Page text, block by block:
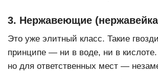
3. Нержавеющие
Это уже элитный класс. Такие
принципе — ни в воде, ни в
но для ответственных мест —